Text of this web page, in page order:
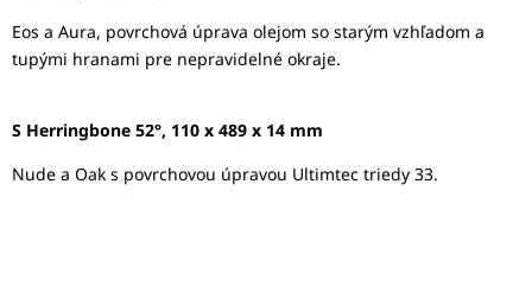
Eos a Aura, povrchová úprava olejom so starým vzhľadom a
tupými hranami pre nepravidelné okraje.
S Herringbone 52°, 110 x 489 x 14 mm
Nude a Oak s povrchovou úpravou Ultimtec triedy 33.